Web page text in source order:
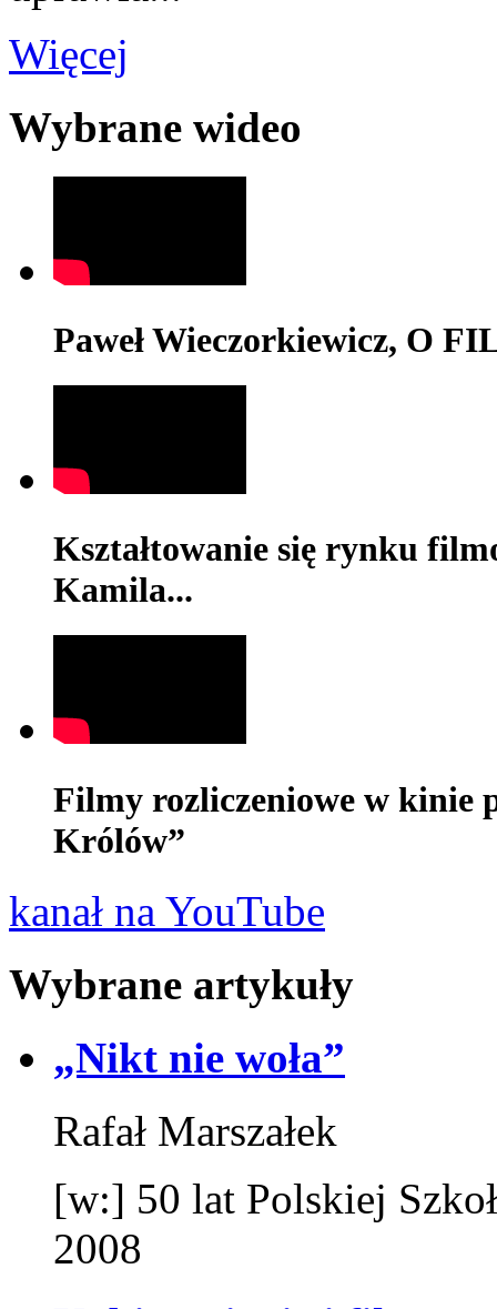
Więcej
Wybrane wideo
Paweł Wieczorkiewicz, O
Kształtowanie się rynku
Kamila...
Filmy rozliczeniowe w kinie
Królów”
kanał na YouTube
Wybrane artykuły
„Nikt nie woła”
Rafał Marszałek
[w:] 50 lat Polskiej
2008